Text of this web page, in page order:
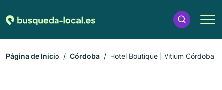
Página de Inicio Córdoba Hotel Boutique | Vitium Córdoba